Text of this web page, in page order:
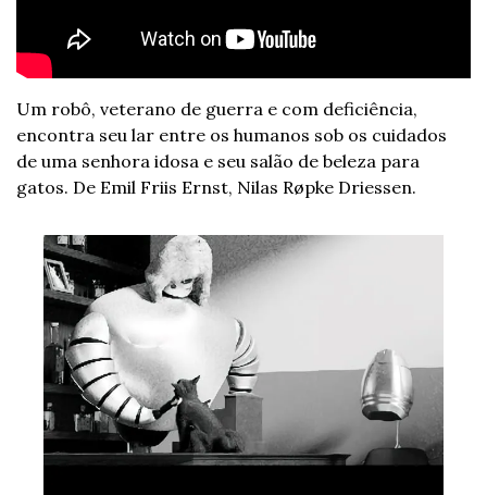
Um robô, veterano de guerra e com deficiência,
encontra seu lar entre os humanos sob os cuidados
de uma senhora idosa e seu salão de beleza para
gatos. De Emil Friis Ernst, Nilas Røpke Driessen.